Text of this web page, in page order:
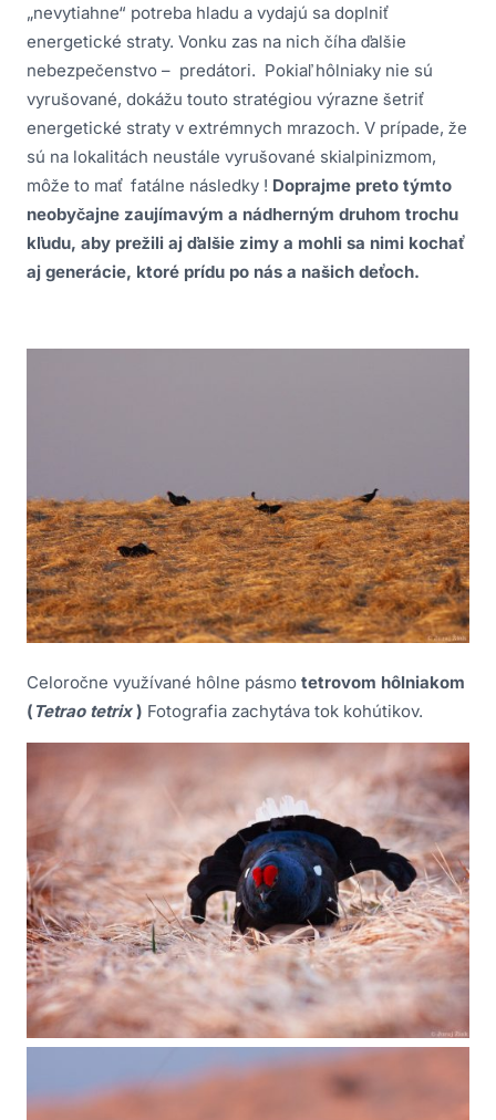
„nevytiahne“ potreba hladu a vydajú sa doplniť
energetické straty. Vonku zas na nich číha ďalšie
nebezpečenstvo – predátori. Pokiaľ hôlniaky nie sú
vyrušované, dokážu touto stratégiou výrazne šetriť
energetické straty v extrémnych mrazoch. V prípade, že
sú na lokalitách neustále vyrušované skialpinizmom,
môže to mať fatálne následky ! Doprajme preto týmto
neobyčajne zaujímavým a nádherným druhom trochu
kľudu, aby prežili aj ďalšie zimy a mohli sa nimi kochať
aj generácie, ktoré prídu po nás a našich deťoch.
Celoročne využívané hôlne pásmo tetrovom hôlniakom
( Tetrao tetrix) Fotografia zachytáva tok kohútikov.